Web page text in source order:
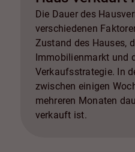
Die Dauer des
verschiedenen
Zustand des Hauses,
Immobilienmarkt und
Verkaufsstrategie. In
zwischen einigen
mehreren Monaten
verkauft ist.